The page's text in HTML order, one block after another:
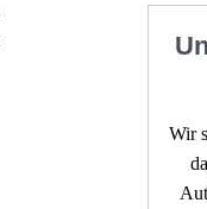
Wir